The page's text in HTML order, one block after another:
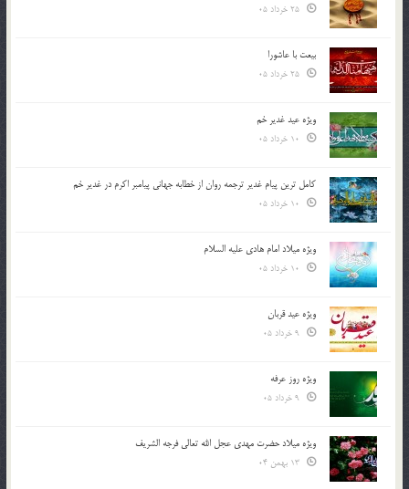
بیعت با عاشورا
ویژه عید غدیر خم
کامل ترین پیام غدیر ترجمه روان از خطابه جهانی پیامبر اکرم در غدیر خم
ویژه میلاد امام هادی علیه السلام
ویژه عید قربان
ویژه روز عرفه
ویژه میلاد حضرت مهدی عجل الله تعالی فرجه الشريف